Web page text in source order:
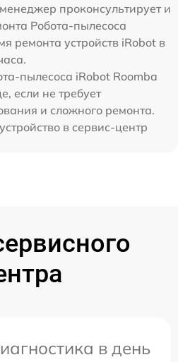
проконсультирует и
Робота-пылесоса
ремонта устройств iRobot в
пылесоса iRobot Roomba
если не требует
и сложного ремонта.
в сервис-центр
в день